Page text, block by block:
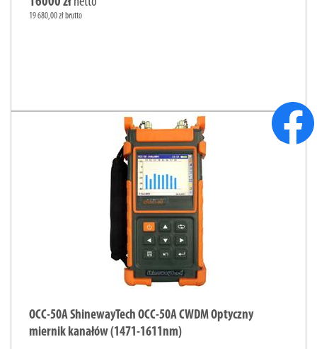
19 680,00 zł brutto
add
OCC-50A ShinewayTech OCC-50A CWDM Optyczny
miernik kanałów (1471-1611nm)